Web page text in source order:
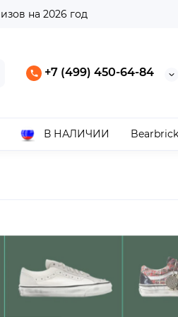
на 2026 год
+7 (499) 450-64-84
В НАЛИЧИИ Bearbrick